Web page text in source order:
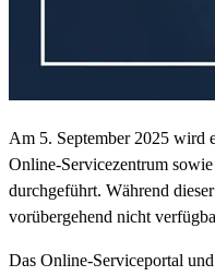
Am 5. September 2025 wird
Online-Servicezentrum
durchgeführt. Während
vorübergehend nicht
Das Online-Serviceportal